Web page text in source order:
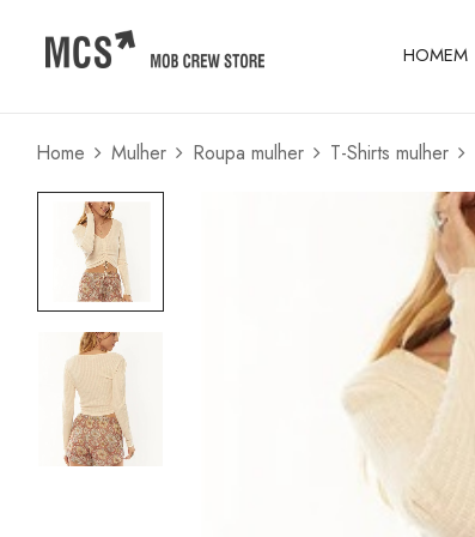
HOMEM
Home Mulher Roupa mulher T-Shirts mulher